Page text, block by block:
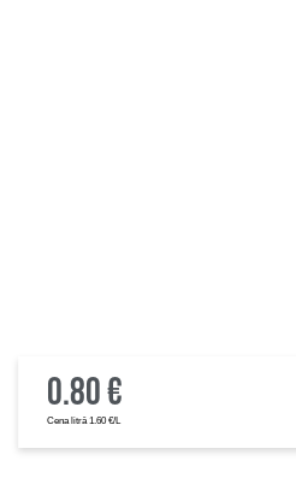
0.80 €
Cena litrā 1.60 €/L